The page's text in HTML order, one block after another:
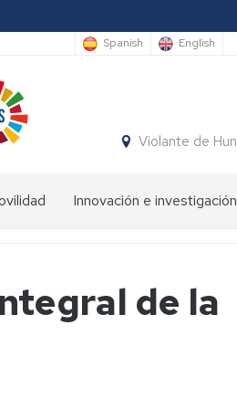
Spanish English
Violante de
Innovación e investigación
de la